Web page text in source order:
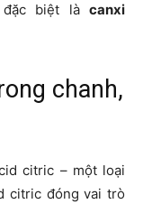
biệt là canxi
chanh,
citric – một loại
citric đóng vai trò